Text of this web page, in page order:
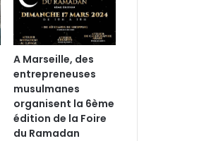
A Marseille, des
entrepreneuses
musulmanes
organisent la 6ème
édition de la Foire
du Ramadan